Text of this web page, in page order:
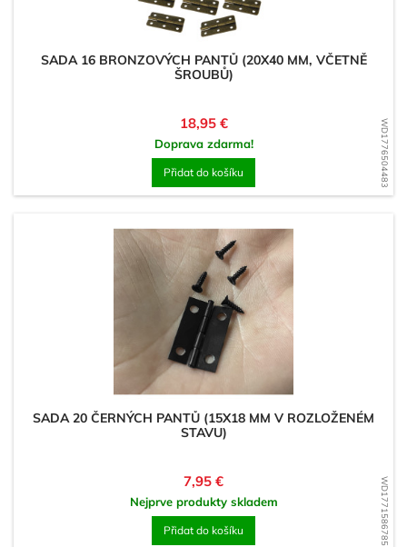
WD1776504483
SADA 16 BRONZOVÝCH PANTŮ (20X40 MM, VČETNĚ
ŠROUBŮ)
Cena
18,95 €
Doprava zdarma!
Přidat do košíku
WD1771586785
SADA 20 ČERNÝCH PANTŮ (15X18 MM V ROZLOŽENÉM
STAVU)
Cena
7,95 €
Nejprve produkty skladem
Přidat do košíku